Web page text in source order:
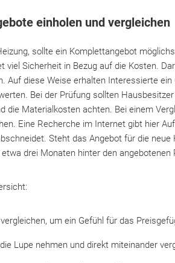
einholen und vergleichen
sollte ein Komplettangebot
viel Sicherheit in Bezug auf die Kosten.
Auf diese Weise erhalten Interessierte
Bei der Prüfung sollten
die Materialkosten achten. Bei einem
Eine Recherche im Internet gibt hier
Steht das Angebot für die
drei Monaten hinter den angebotenen
um ein Gefühl für das
Lupe nehmen und direkt miteinander